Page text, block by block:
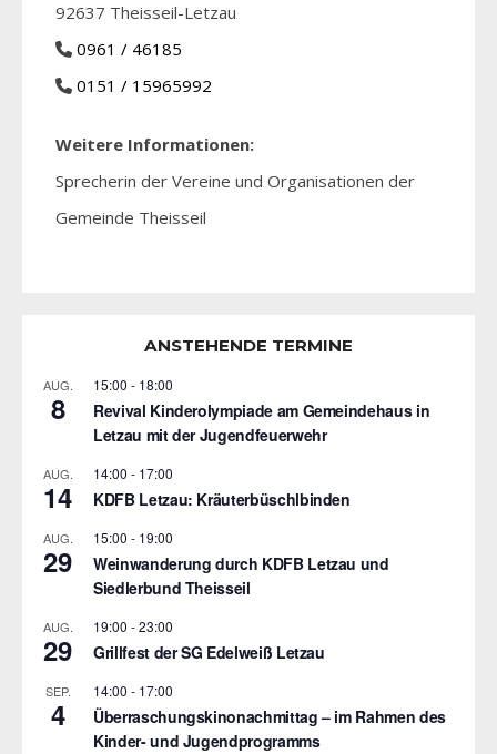
92637 Theisseil-Letzau
0961 / 46185
0151 / 15965992
Weitere Informationen:
Sprecherin der Vereine und Organisationen der
Gemeinde Theisseil
ANSTEHENDE TERMINE
AUG.
8
15:00 - 18:00
Revival Kinderolympiade am Gemeindehaus in
Letzau mit der Jugendfeuerwehr
AUG.
14
14:00 - 17:00
KDFB Letzau: Kräuterbüschlbinden
AUG.
29
15:00 - 19:00
Weinwanderung durch KDFB Letzau und
Siedlerbund Theisseil
AUG.
29
19:00 -23:00
Grillfest der SG Edelweiß Letzau
SEP.
4
14:00 - 17:00
Überraschungskinonachmittag – im Rahmen des
Kinder- und Jugendprogramms